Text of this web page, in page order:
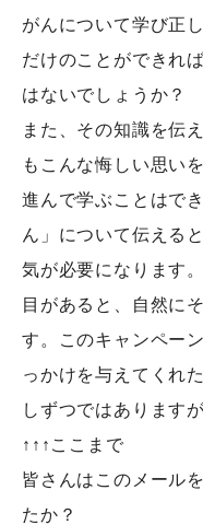
がんについて学び正
だけのことができれ
はないでしょうか？
また、その知識を伝
もこんな悔しい思い
進んで学ぶことはで
ん」について伝える
気が必要になります
目があると、自然に
す。このキャンペー
っかけを与えてくれ
しずつではあります
↑↑↑ここまで
皆さんはこのメール
たか？